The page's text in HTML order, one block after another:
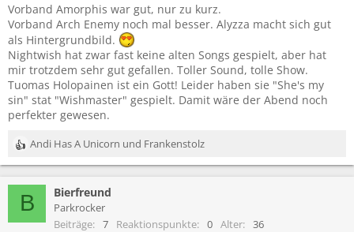
Vorband Amorphis war gut, nur zu kurz.
Vorband Arch Enemy noch mal besser. Alyzza macht sich gut
als Hintergrundbild.
Nightwish hat zwar fast keine alten Songs gespielt, aber hat
mir trotzdem sehr gut gefallen. Toller Sound, tolle Show.
Tuomas Holopainen ist ein Gott! Leider haben sie "She's my
sin" stat "Wishmaster" gespielt. Damit wäre der Abend noch
perfekter gewesen.
R
e
i
Andi Has A Unicorn und Frankenstolz
B Bierfreund
Parkrocker
Beiträge
7 Reaktionspunkte 0 Alter 36